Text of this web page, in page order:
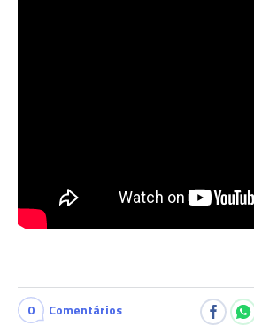
0 Comentários